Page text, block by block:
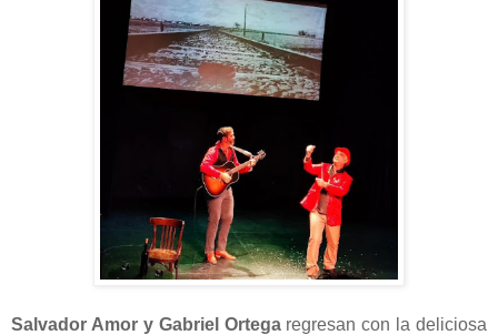
Salvador Amor y Gabriel Ortegaregresan con la deliciosa